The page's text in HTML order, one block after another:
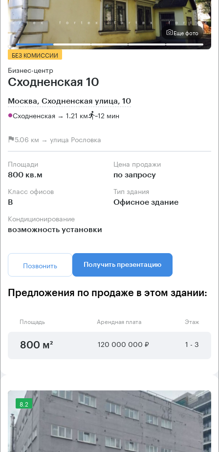
Еще фото
БЕЗ КОМИССИИ
Бизнес-центр
Сходненская 10
Москва, Сходненская улица, 10
Сходненская → 1.21 км ~12 мин
5.06 км → улица Рословка
Площади
800 кв.м
Цена продажи
по запросу
Класс офисов
B
Тип здания
Офисное здание
Кондиционирование
возможность установки
Позвонить Получить презентацию
Предложения по продаже в этом здании:
Площадь Арендная плата Этаж
800 м² 120 000 000 ₽ 1 - 3
8.2